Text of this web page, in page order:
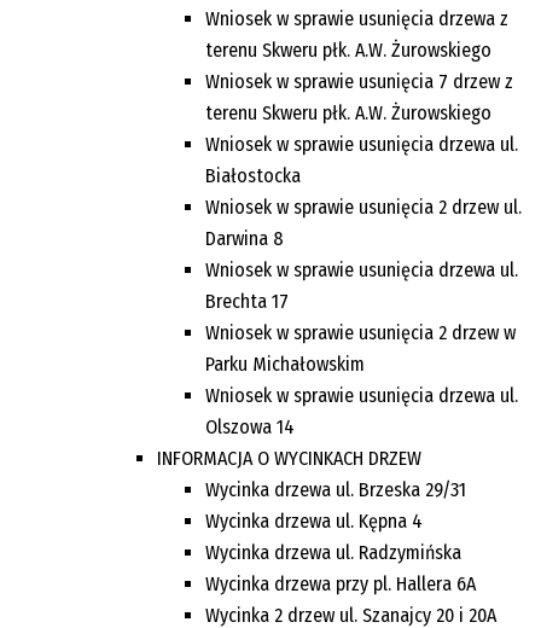
Wniosek w sprawie usunięcia drzewa z
terenu Skweru płk. A.W. Żurowskiego
Wniosek w sprawie usunięcia 7 drzew z
terenu Skweru płk. A.W. Żurowskiego
Wniosek w sprawie usunięcia drzewa ul.
Białostocka
Wniosek w sprawie usunięcia 2 drzew ul.
Darwina 8
Wniosek w sprawie usunięcia drzewa ul.
Brechta 17
Wniosek w sprawie usunięcia 2 drzew w
Parku Michałowskim
Wniosek w sprawie usunięcia drzewa ul.
Olszowa 14
INFORMACJA O WYCINKACH DRZEW
Wycinka drzewa ul. Brzeska 29/31
Wycinka drzewa ul. Kępna 4
Wycinka drzewa ul. Radzymińska
Wycinka drzewa przy pl. Hallera 6A
Wycinka 2 drzew ul. Szanajcy 20 i 20A